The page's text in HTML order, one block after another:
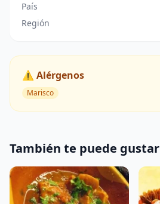
País
Región
⚠️ Alérgenos
Marisco
También te puede gustar